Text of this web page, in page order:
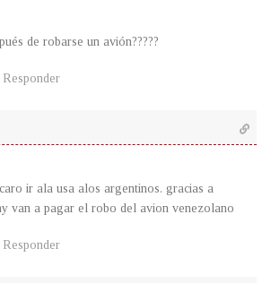
de robarse un avión?????
Responder
ir ala usa alos argentinos. gracias a
van a pagar el robo del avion venezolano
Responder